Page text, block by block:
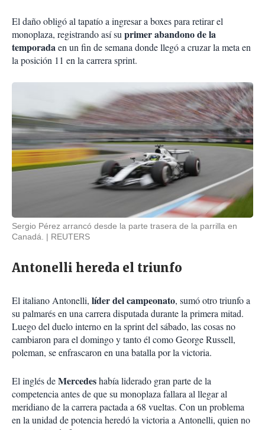
El daño obligó al tapatío a ingresar a boxes para retirar el
monoplaza, registrando así suprimer abandono de la
temporadaen un fin de semana donde llegó a cruzar la meta en
la posición 11 en la carrera sprint.
Sergio Pérez arrancó desde la parte trasera de la parrilla en
Canadá.
REUTERS
Antonelli hereda el triunfo
El italiano Antonelli, líder del campeonato, sumó otro triunfo a
su palmarés en una carrera disputada durante la primera mitad.
Luego del duelo interno en la sprint del sábado, las cosas no
cambiaron para el domingo y tanto él como George Russell,
poleman, se enfrascaron en una batalla por la victoria.
El inglés deMercedeshabía liderado gran parte de la
competencia antes de que su monoplaza fallara al llegar al
meridiano de la carrera pactada a 68 vueltas. Con un problema
en la unidad de potencia heredó la victoria a Antonelli, quien no